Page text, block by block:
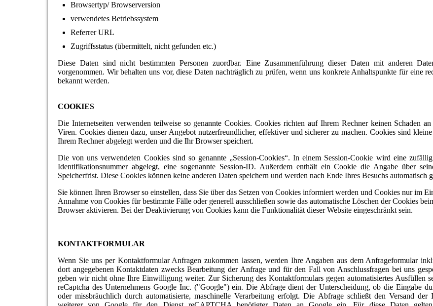
Browsertyp/ Browserversion
verwendetes Betriebssystem
Referrer URL
Zugriffsstatus (übermittelt, nicht gefunden etc.)
Diese Daten sind nicht bestimmten Personen zuordbar. Eine Zusammenführung dieser Daten mit anderen
vorgenommen. Wir behalten uns vor, diese Daten nachträglich zu prüfen, wenn uns konkrete Anhaltspunkte für eine
bekannt werden.
COOKIES
Die Internetseiten verwenden teilweise so genannte Cookies. Cookies richten auf Ihrem Rechner keinen Schaden
Viren. Cookies dienen dazu, unser Angebot nutzerfreundlicher, effektiver und sicherer zu machen. Cookies sind
Ihrem Rechner abgelegt werden und die Ihr Browser speichert.
Die von uns verwendeten Cookies sind so genannte „Session-Cookies“. In einem Session-Cookie wird eine
Identifikationsnummer abgelegt, eine sogenannte Session-ID. Außerdem enthält ein Cookie die Angabe über
Speicherfrist. Diese Cookies können keine anderen Daten speichern und werden nach Ende Ihres Besuchs automatisch
Sie können Ihren Browser so einstellen, dass Sie über das Setzen von Cookies informiert werden und Cookies nur im
Annahme von Cookies für bestimmte Fälle oder generell ausschließen sowie das automatische Löschen der Cookies
Browser aktivieren. Bei der Deaktivierung von Cookies kann die Funktionalität dieser Website eingeschränkt sein.
KONTAKTFORMULAR
Wenn Sie uns per Kontaktformular Anfragen zukommen lassen, werden Ihre Angaben aus dem Anfrageformular
dort angegebenen Kontaktdaten zwecks Bearbeitung der Anfrage und für den Fall von Anschlussfragen bei uns
geben wir nicht ohne Ihre Einwilligung weiter. Zur Sicherung des Kontaktformulars gegen automatisiertes Ausfüllen
reCaptcha des Unternehmens Google Inc. ("Google") ein. Die Abfrage dient der Unterscheidung, ob die Eingabe
oder missbräuchlich durch automatisierte, maschinelle Verarbeitung erfolgt. Die Abfrage schließt den Versand der